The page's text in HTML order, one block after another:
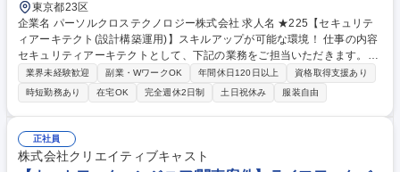
東京都23区
企業名 パーソルクロステクノロジー株式会社 求人名 ★225【セキュリテ
ィアーキテクト(設計構築運用)】スキルアップが可能な環境！ 仕事の内容
セキュリティアーキテクトとして、下記の業務をご担当いただきます。お
客様の大切な資産を守る役割を担っていただきます。 【詳細】 ■ゼロトラ
ストネットワークアクセス実現におけるシステム導入 ■セキュリティ製品
のデリバリー及びインテグレーション（Splunk、CyberArk、Okta、Crow
dStrike等の導入） ■プリセールス・要件定義・提案 募集職種 ★225【セ
キュリティアーキテクト(設計構築運用)】スキルアップが可能な環境！
業界未経験歓迎 副業・WワークOK 年間休日120日以上
資格取得支援あり
時短勤務あり
在宅OK 完全週休2日制 土日祝休み 服装自由
正社員
株式会社クリエイティブキャスト